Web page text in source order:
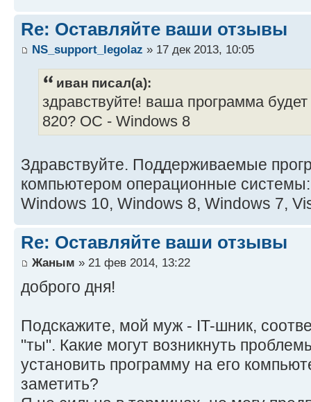
Re: Оставляйте ваши отзывы
NS_support_legolaz » 17 дек 2013, 10:05
иван писал(а):
здравствуйте! ваша программа
820? ОС - Windows 8
Здравствуйте. Поддерживаемые
компьютером операционные системы:
Windows 10, Windows 8, Windows 7,
Re: Оставляйте ваши отзывы
Жаным » 21 фев 2014, 13:22
доброго дня!
Подскажите, мой муж - IT-шник,
"ты". Какие могут возникнуть
установить программу на его
заметить?